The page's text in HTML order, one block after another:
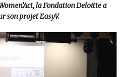
la Fondation Deloitte a
son projet EasyV.